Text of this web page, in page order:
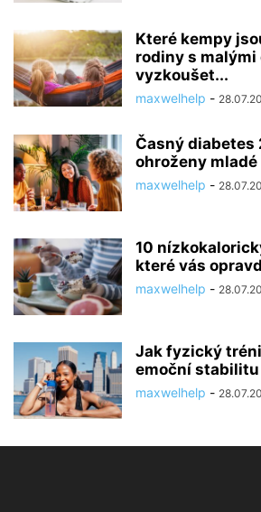
Které kempy
rodiny s malými
vyzkoušet...
maxwelhelp -
Časný diabetes
ohroženy
maxwelhelp -
10
které vás
maxwelhelp -
Jak fyzický
emoční stabilitu
maxwelhelp -